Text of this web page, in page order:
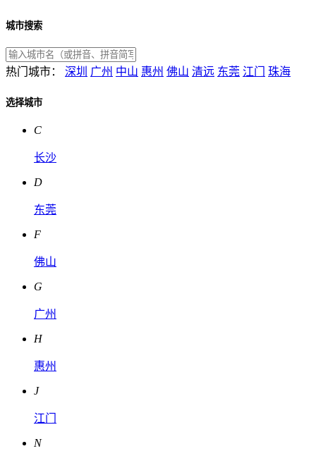
城市搜索
热门城市： 深圳 广州 中山 惠州 佛山 清远 东莞 江门 珠海
选择城市
C
长沙
D
东莞
F
佛山
G
广州
H
惠州
J
江门
N